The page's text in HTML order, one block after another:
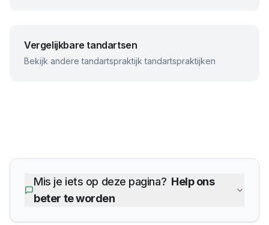
Vergelijkbare tandartsen
Bekijk anderetandartspraktijk tandartspraktijken
Mis je iets op deze pagina? Help ons
beter te worden